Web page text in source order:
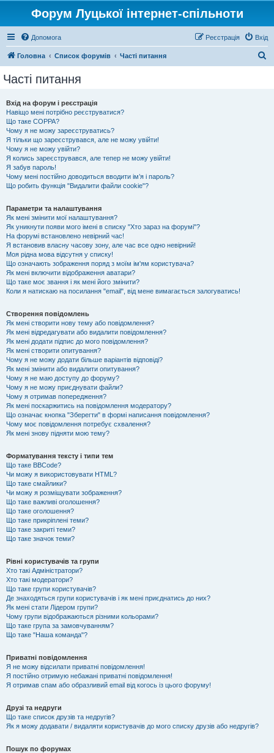
Форум Луцької інтернет-спільноти
Допомога Вхід
Реєстрація
Головна Список форумів Часті питання
Часті питання
Вхід на форум і реєстрація
Навіщо мені потрібно реєструватися?
Що таке COPPA?
Чому я не можу зареєструватись?
Я тільки що зареєструвався, але не можу увійти!
Чому я не можу увійти?
Я колись зареєструвався, але тепер не можу увійти!
Я забув пароль!
Чому мені постійно доводиться вводити ім’я і пароль?
Що робить функція "Видалити файли cookie"?
Параметри та налаштування
Як мені змінити мої налаштування?
Як уникнути появи мого імені в списку "Хто зараз на форумі"?
На форумі встановлено невірний час!
Я встановив власну часову зону, але час все одно невірний!
Моя рідна мова відсутня у списку!
Що означають зображення поряд з моїм ім'ям користувача?
Як мені включити відображення аватари?
Що таке моє звання і як мені його змінити?
Коли я натискаю на посилання "email", від мене вимагається залогуватись!
Створення повідомлень
Як мені створити нову тему або повідомлення?
Як мені відредагувати або видалити повідомлення?
Як мені додати підпис до мого повідомлення?
Як мені створити опитування?
Чому я не можу додати більше варіантів відповіді?
Як мені змінити або видалити опитування?
Чому я не маю доступу до форуму?
Чому я не можу приєднувати файли?
Чому я отримав попередження?
Як мені поскаржитись на повідомлення модератору?
Що означає кнопка "Зберегти" в формі написання повідомлення?
Чому моє повідомлення потребує схвалення?
Як мені знову підняти мою тему?
Форматування тексту і типи тем
Що таке BBCode?
Чи можу я використовувати HTML?
Що таке смайлики?
Чи можу я розміщувати зображення?
Що таке важливі оголошення?
Що таке оголошення?
Що таке прикріплені теми?
Що таке закриті теми?
Що таке значок теми?
Рівні користувачів та групи
Хто такі Адміністратори?
Хто такі модератори?
Що таке групи користувачів?
Де знаходяться групи користувачів і як мені приєднатись до них?
Як мені стати Лідером групи?
Чому групи відображаються різними кольорами?
Що таке група за замовчуванням?
Що таке "Наша команда"?
Приватні повідомлення
Я не можу відсилати приватні повідомлення!
Я постійно отримую небажані приватні повідомлення!
Я отримав спам або образливий email від когось із цього форуму!
Друзі та недруги
Що таке список друзів та недругів?
Як я можу додавати / видаляти користувачів до мого списку друзів або недругів?
Пошук по форумах